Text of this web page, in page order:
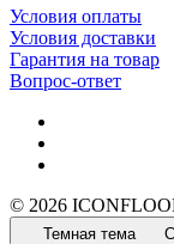
Условия оплаты
Условия доставки
Гарантия на товар
Вопрос-ответ
© 2026
Темная тема